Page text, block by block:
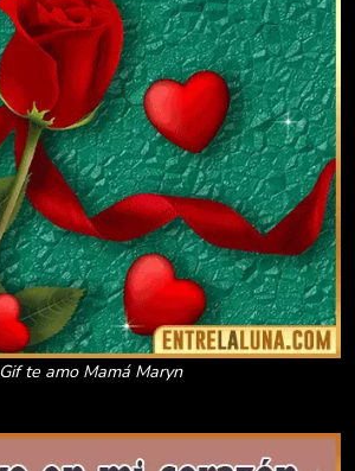
Gif te amo Mamá Maryn